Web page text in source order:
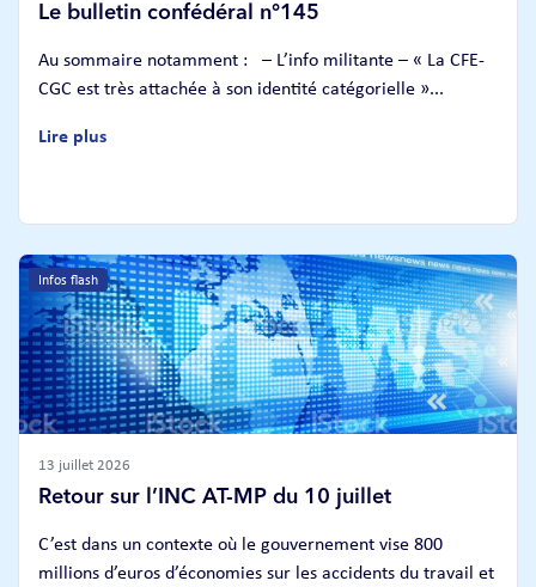
Le bulletin confédéral n°145
Au sommaire notamment : – L’info militante – « La CFE-
CGC est très attachée à son identité catégorielle »...
Lire plus
Infos flash
13 juillet 2026
Retour sur l’INC AT-MP du 10 juillet
C’est dans un contexte où le gouvernement vise 800
millions d’euros d’économies sur les accidents du travail et